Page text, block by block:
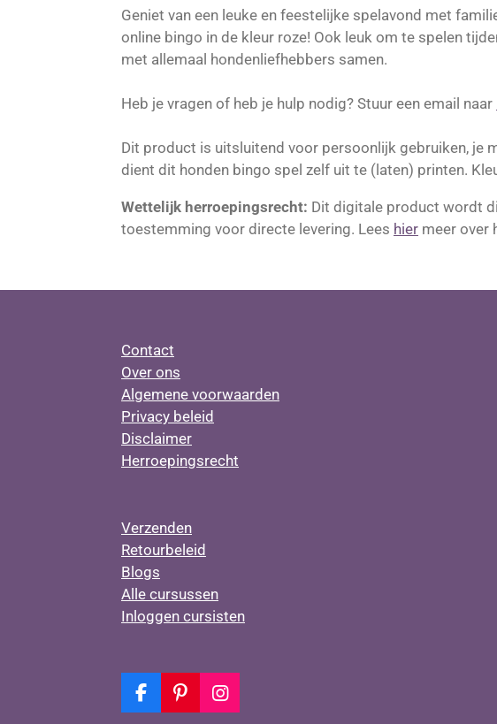
Geniet van een leuke en feestelijke spelavond met
online bingo in de kleur roze! Ook leuk om te spelen
met allemaal hondenliefhebbers samen.
Heb je vragen of heb je hulp nodig? Stuur een email naar
Dit product is uitsluitend voor persoonlijk gebruiken, je
dient dit honden bingo spel zelf uit te (laten) printen.
Wettelijk herroepingsrecht: Dit digitale product wordt
toestemming voor directe levering. Lees hier meer over
Contact
Over ons
Algemene voorwaarden
Privacy beleid
Disclaimer
Herroepingsrecht
Verzenden
Retourbeleid
Blogs
Alle cursussen
Inloggen cursisten
F
a
P
i
I
n